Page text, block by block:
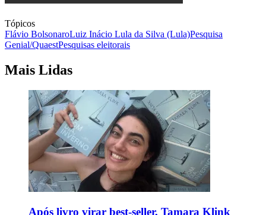
Tópicos
Flávio BolsonaroLuiz Inácio Lula da Silva (Lula)Pesquisa
Genial/QuaestPesquisas eleitorais
Mais Lidas
Após livro virar best-seller, Tamara Klink